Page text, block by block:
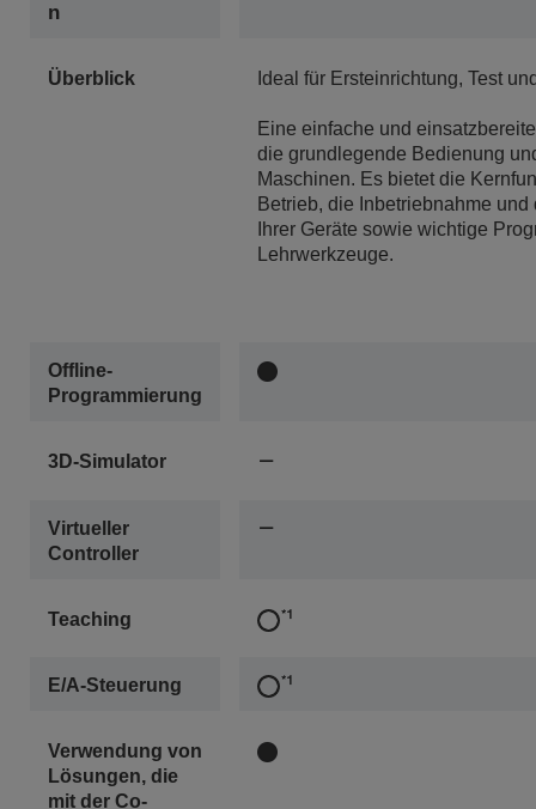
N
Überblick Ideal für Ersteinrichtung, Test
Eine einfache und
die grundlegende Bedienung
Maschinen. Es bietet die
Betrieb, die Inbetriebnahme und
Ihrer Geräte sowie wichtige
Lehrwerkzeuge.
Offline-
Programmierung
3D-Simulator
Virtueller
Controller
Teaching
E/A-Steuerung
Verwendung von
Lösungen, die
mit der Co-